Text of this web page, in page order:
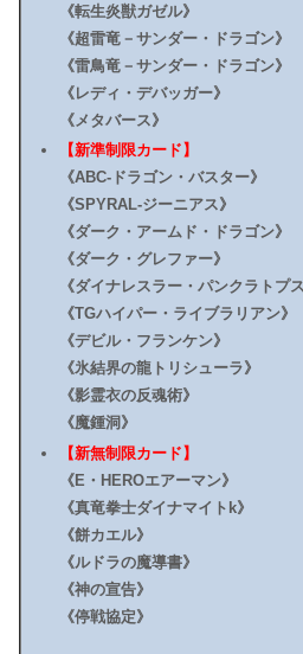
《転生炎獣ガゼル》
《超雷竜－サンダー・ドラゴン》
《雷鳥竜－サンダー・ドラゴン》
《レディ・デバッガー》
《メタバース》
【新準制限カード】
《ABC-ドラゴン・バスター》
《SPYRAL-ジーニアス》
《ダーク・アームド・ドラゴン》
《ダーク・グレファー》
《ダイナレスラー・パンクラトプス
《TGハイパー・ライブラリアン》
《デビル・フランケン》
《氷結界の龍トリシューラ》
《影霊衣の反魂術》
《魔鍾洞》
【新無制限カード】
《E・HEROエアーマン》
《真竜拳士ダイナマイトk》
《餅カエル》
《ルドラの魔導書》
《神の宣告》
《停戦協定》